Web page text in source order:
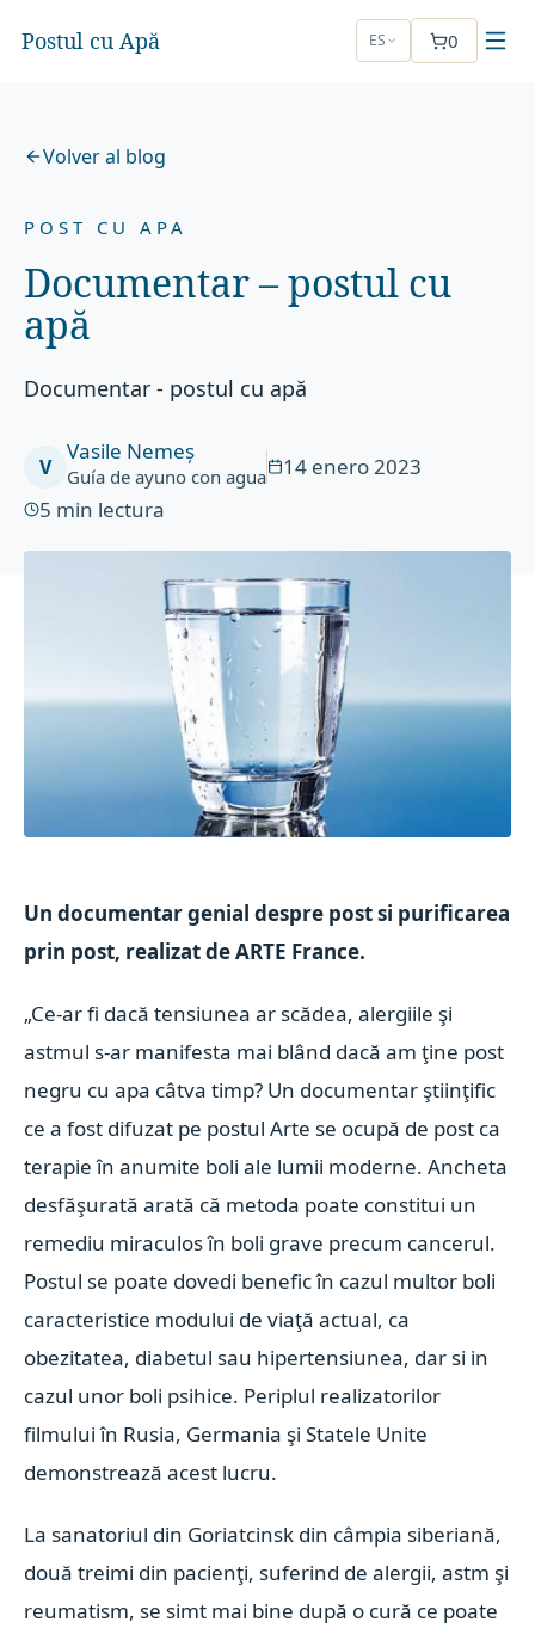
Postul cu Apă ES 0
Volver al blog
POST CU APA
Documentar – postul cu
apă
Documentar - postul cu apă
V
Vasile Nemeș
Guía de ayuno con agua
14 enero 2023
5 min lectura
Un documentar genial despre post si purificarea
prin post, realizat de ARTE France.
„Ce-ar fi dacă tensiunea ar scădea, alergiile şi
astmul s-ar manifesta mai blând dacă am ţine post
negru cu apa câtva timp? Un documentar ştiinţific
ce a fost difuzat pe postul Arte se ocupă de post ca
terapie în anumite boli ale lumii moderne. Ancheta
desfăşurată arată că metoda poate constitui un
remediu miraculos în boli grave precum cancerul.
Postul se poate dovedi benefic în cazul multor boli
caracteristice modului de viaţă actual, ca
obezitatea, diabetul sau hipertensiunea, dar si in
cazul unor boli psihice. Periplul realizatorilor
filmului în Rusia, Germania şi Statele Unite
demonstrează acest lucru.
La sanatoriul din Goriatcinsk din câmpia siberiană,
două treimi din pacienţi, suferind de alergii, astm şi
reumatism, se simt mai bine după o cură ce poate